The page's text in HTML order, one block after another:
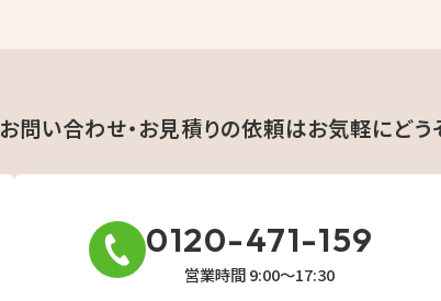
お問い合わせ・お見積りの依頼はお気軽にどう
0120-471-159
営業時間 9:00〜17:30